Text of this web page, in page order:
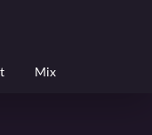
Mix